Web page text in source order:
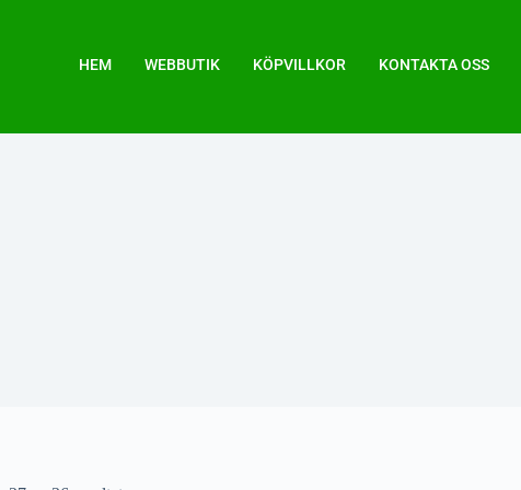
HEM WEBBUTIK KÖPVILLKOR KONTAKTA OSS